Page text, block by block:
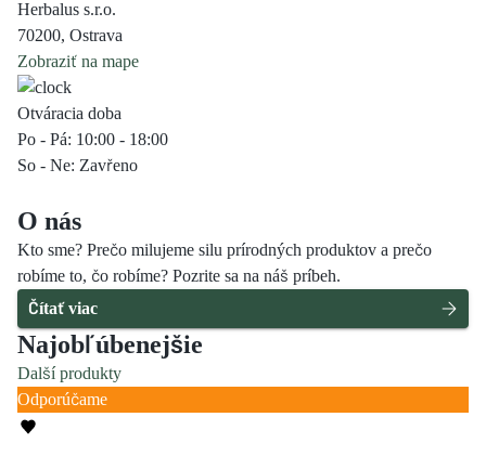
Herbalus s.r.o.
70200, Ostrava
Zobraziť na mape
Otváracia doba
Po - Pá: 10:00 - 18:00
So - Ne: Zavřeno
O nás
Kto sme? Prečo milujeme silu prírodných produktov a prečo
robíme to, čo robíme? Pozrite sa na náš príbeh.
Čítať viac
Najobľúbenejšie
Další produkty
Odporúčame